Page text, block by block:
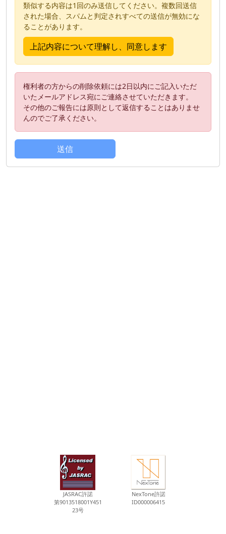
類似する内容は1回のみ送信してください。複数回送信
された場合、スパムと判定されすべての送信が無効にな
ることがあります。
権利者の方からの削除依頼には2日以内にご記入いただ
いたメールアドレス宛にご連絡させていただきます。
その他のご報告には原則として返信することはありませ
んのでご了承ください。
JASRAC許諾
第9013518001Y451
23号
NexTone許諾
ID000006415